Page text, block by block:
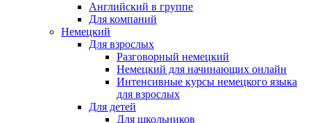
Английский в группе
Для компаний
Немецкий
Для взрослых
Разговорный немецкий
Немецкий для начинающих онлайн
Интенсивные курсы немецкого языка
для взрослых
Для детей
Для школьников